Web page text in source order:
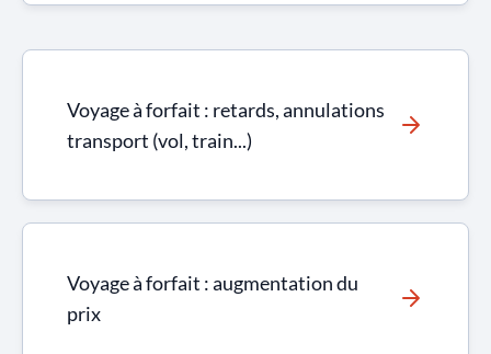
Voyage à forfait : retards, annulations
transport (vol, train...)
Voyage à forfait : augmentation du
prix